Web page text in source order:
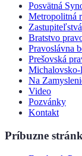
Posvätná
Metropolitná
Zastupiteľstvá
Bratstvo
Pravoslávna
Prešovská
Michalovsko-
Na
Video
Pozvánky
Kontakt
Príbuzne